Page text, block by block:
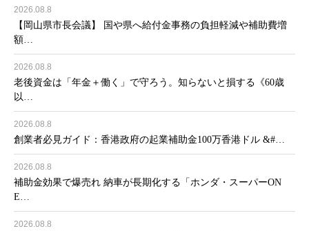
2026.08.8
【岡山県市長会議】 国や県へ給付金事務の負担軽減や補助費増
額…
2026.08.8
老後資金は「年金＋働く」で守ろう。知らないと損する《60歳
以…
2026.08.8
創業者必見ガイド：香港政府の起業補助金100万香港ドル &#…
2026.08.8
補助金効果で爆売れ 納車が長期化する「ホンダ・スーパーON
E…
2026.08.8